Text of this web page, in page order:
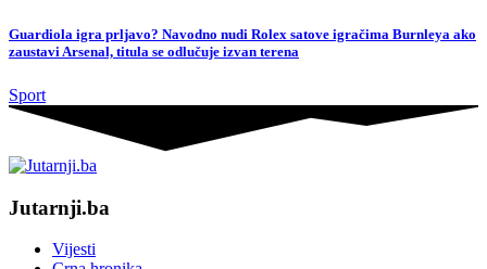
Guardiola igra prljavo? Navodno nudi Rolex satove igračima Burnleya ako
zaustavi Arsenal, titula se odlučuje izvan terena
Sport
Jutarnji.ba
Vijesti